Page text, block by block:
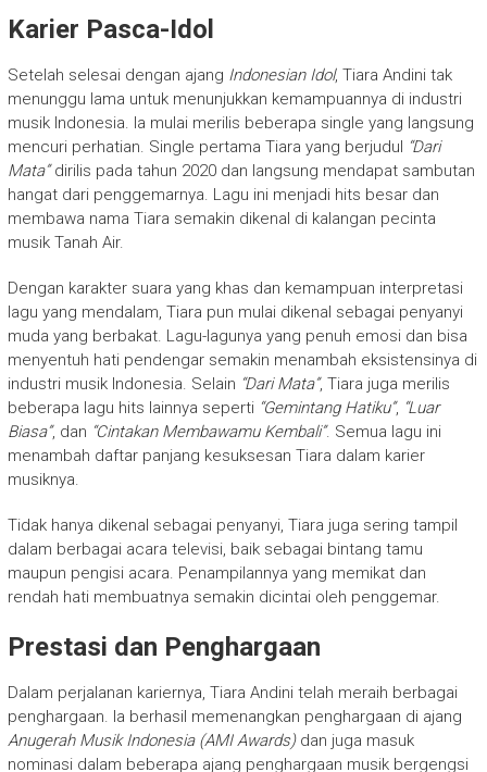
Karier Pasca-Idol
Setelah selesai dengan ajang Indonesian Idol, Tiara Andini tak
menunggu lama untuk menunjukkan kemampuannya di industri
musik Indonesia. Ia mulai merilis beberapa single yang langsung
mencuri perhatian. Single pertama Tiara yang berjudul
“Dari
Mata”dirilis pada tahun 2020 dan langsung mendapat sambutan
hangat dari penggemarnya. Lagu ini menjadi hits besar dan
membawa nama Tiara semakin dikenal di kalangan pecinta
musik Tanah Air.
Dengan karakter suara yang khas dan kemampuan interpretasi
lagu yang mendalam, Tiara pun mulai dikenal sebagai penyanyi
muda yang berbakat. Lagu-lagunya yang penuh emosi dan bisa
menyentuh hati pendengar semakin menambah eksistensinya di
industri musik Indonesia. Selain “Dari Mata”, Tiara juga merilis
beberapa lagu hits lainnya seperti “Gemintang Hatiku”, “Luar
Biasa”, dan “Cintakan Membawamu Kembali”. Semua lagu ini
menambah daftar panjang kesuksesan Tiara dalam karier
musiknya.
Tidak hanya dikenal sebagai penyanyi, Tiara juga sering tampil
dalam berbagai acara televisi, baik sebagai bintang tamu
maupun pengisi acara. Penampilannya yang memikat dan
rendah hati membuatnya semakin dicintai oleh penggemar.
Prestasi dan Penghargaan
Dalam perjalanan kariernya, Tiara Andini telah meraih berbagai
penghargaan. Ia berhasil memenangkan penghargaan di ajang
Anugerah Musik Indonesia (AMI Awards)dan juga masuk
nominasi dalam beberapa ajang penghargaan musik bergengsi